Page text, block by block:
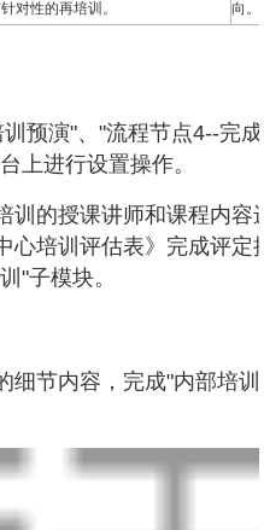
对性的再培训。 向。
演"、"流程节点4--完成
上进行设置操作。
的授课讲师和课程内容
心培训评估表》完成评
"子模块。
节内容，完成"内部培训